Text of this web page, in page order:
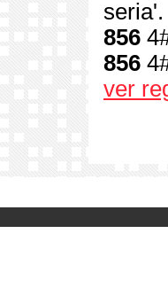
856
856
ver